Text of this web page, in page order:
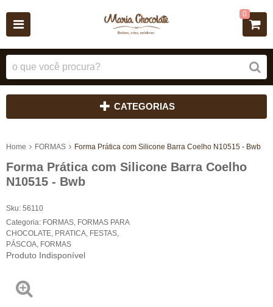
0
CATEGORIAS
Home FORMAS Forma Prática com Silicone Barra Coelho N10515 - Bwb
Forma Prática com Silicone Barra Coelho
N10515 - Bwb
Sku: 56110
Categoria: FORMAS FORMAS PARA
CHOCOLATE PRATICA FESTAS
PÁSCOA FORMAS
Produto Indisponível